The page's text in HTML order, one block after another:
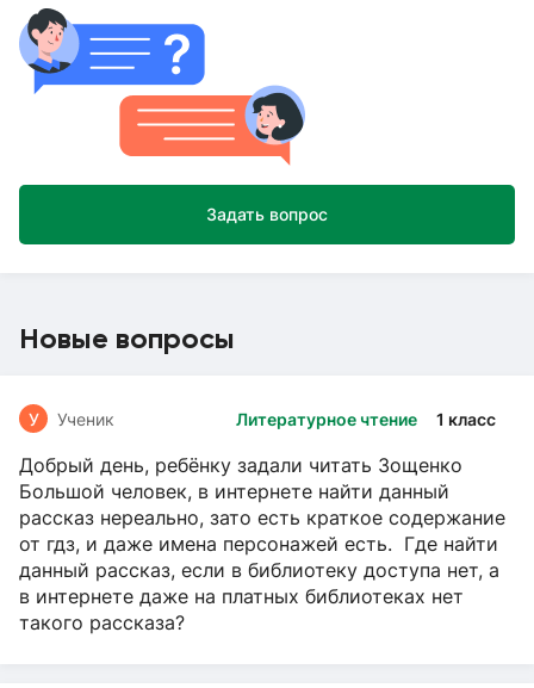
Задать вопрос
Новые вопросы
Литературное чтение 1 класс
У Ученик
Добрый день, ребёнку задали читать Зощенко
Большой человек, в интернете найти данный
рассказ нереально, зато есть краткое содержание
от гдз, и даже имена персонажей есть. Где найти
данный рассказ, если в библиотеку доступа нет, а
в интернете даже на платных библиотеках нет
такого рассказа?